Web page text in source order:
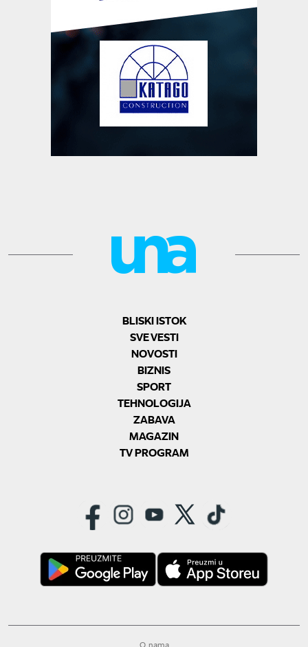
BLISKI ISTOK
SVE VESTI
NOVOSTI
BIZNIS
SPORT
TEHNOLOGIJA
ZABAVA
MAGAZIN
TV PROGRAM
O nama